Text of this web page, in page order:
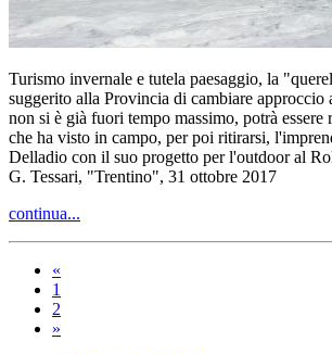
Turismo invernale e tutela paesaggio, la
suggerito alla Provincia di cambiare approccio
non si è già fuori tempo massimo, potrà essere
che ha visto in campo, per poi ritirarsi,
Delladio con il suo progetto per l'outdoor al
G. Tessari, "Trentino", 31 ottobre 2017
continua...
«
1
2
»